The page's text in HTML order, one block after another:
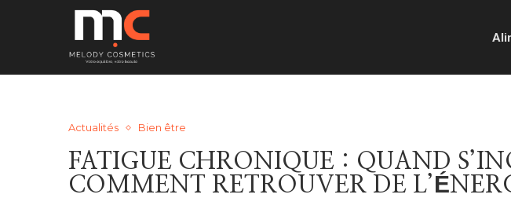
Actualités Bien être
FATIGUE CHRONIQUE : QUAND
COMMENT RETROUVER DE